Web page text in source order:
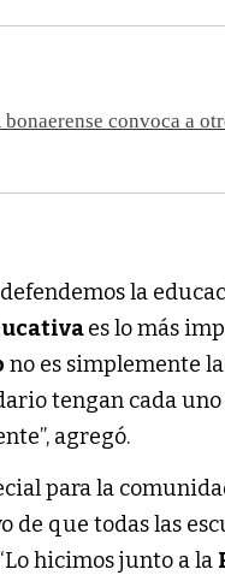
convoca a
defendemos la
es lo más
no es simplemente
tengan cada uno
agregó.
para la
de que todas las
hicimos junto a la